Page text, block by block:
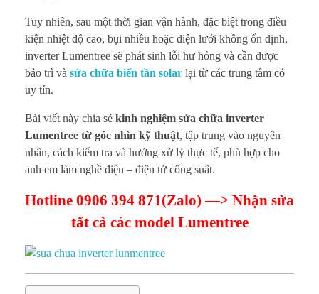
Tuy nhiên, sau một thời gian vận hành, đặc biệt trong điều
kiện nhiệt độ cao, bụi nhiều hoặc điện lưới không ổn định,
inverter Lumentree sẽ phát sinh lỗi hư hỏng và cần được
bảo trì và sửa chữa biến tần solar lại từ các trung tâm có
uy tín.
Bài viết này chia sẻ kinh nghiệm sửa chữa inverter
Lumentree từ góc nhìn kỹ thuật, tập trung vào nguyên
nhân, cách kiểm tra và hướng xử lý thực tế, phù hợp cho
anh em làm nghề điện – điện tử công suất.
Hotline 0906 394 871(Zalo) —> Nhận sửa
tất cả các model Lumentree